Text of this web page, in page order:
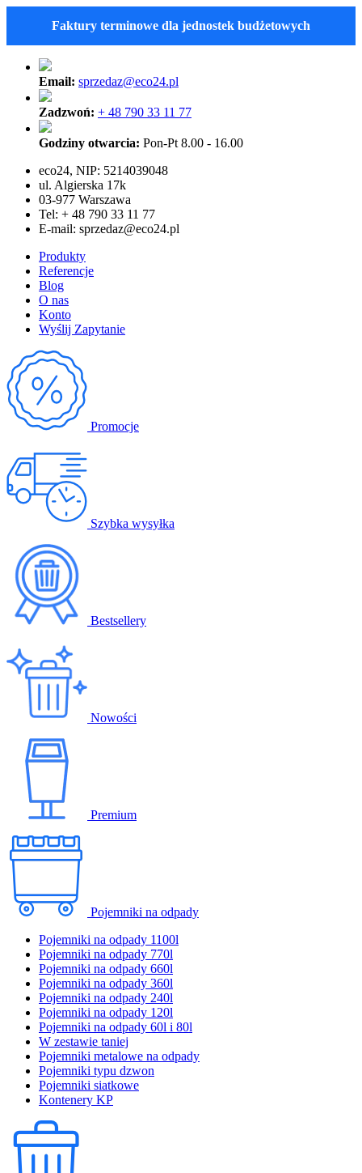
Faktury terminowe dla jednostek budżetowych
Email: sprzedaz@eco24.pl
Zadzwoń: + 48 790 33 11 77
Godziny otwarcia: Pon-Pt 8.00 - 16.00
eco24, NIP: 5214039048
ul. Algierska 17k
03-977 Warszawa
Tel: + 48 790 33 11 77
E-mail: sprzedaz@eco24.pl
Produkty
Referencje
Blog
O nas
Konto
Wyślij Zapytanie
Promocje
Szybka wysyłka
Bestsellery
Nowości
Premium
Pojemniki na odpady
Pojemniki na odpady 1100l
Pojemniki na odpady 770l
Pojemniki na odpady 660l
Pojemniki na odpady 360l
Pojemniki na odpady 240l
Pojemniki na odpady 120l
Pojemniki na odpady 60l i 80l
W zestawie taniej
Pojemniki metalowe na odpady
Pojemniki typu dzwon
Pojemniki siatkowe
Kontenery KP